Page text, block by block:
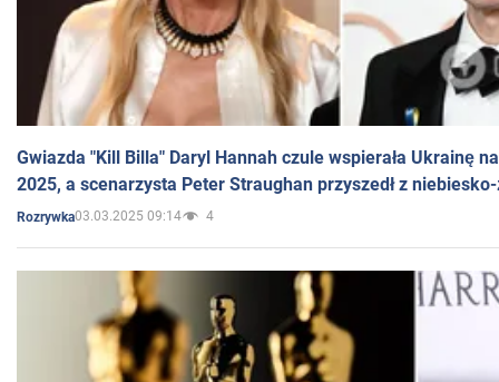
Gwiazda "Kill Billa" Daryl Hannah czule wspierała Ukrainę
2025, a scenarzysta Peter Straughan przyszedł z
Rozrywka03.03.2025 09:14 4